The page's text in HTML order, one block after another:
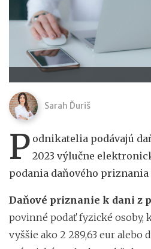
Sarah Ďuriš
P odnikatelia podávajú
2023 výlučne
podania daňového priznania
Daňové priznanie k dani z
povinné podať fyzické
vyššie ako 2 289,63 eur alebo